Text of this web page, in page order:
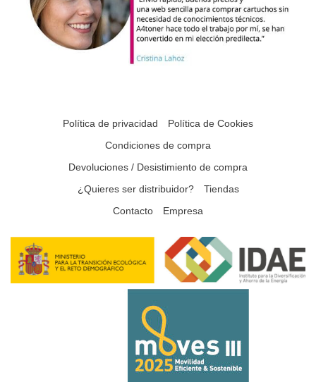
Política de privacidad
Política de Cookies
Condiciones de compra
Devoluciones / Desistimiento de compra
¿Quieres ser distribuidor?
Tiendas
Contacto
Empresa